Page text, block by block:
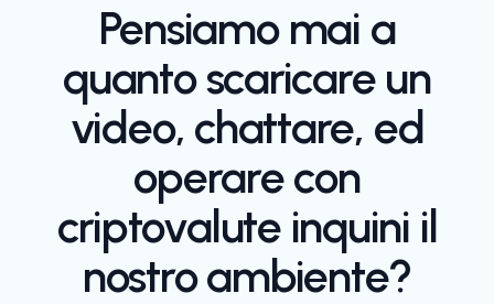
Pensiamo mai a
quanto scaricare un
video, chattare, ed
operare con
criptovalute inquini il
nostro ambiente?